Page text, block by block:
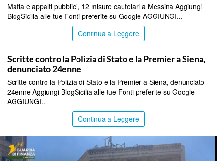
Mafia e appalti pubblici, 12 misure cautelari a Messina Aggiungi
BlogSicilia alle tue Fonti preferite su Google AGGIUNGI...
Continua a Leggere
Scritte contro la Polizia di Stato e la Premier a Siena,
denunciato 24enne
Scritte contro la Polizia di Stato e la Premier a Siena, denunciato
24enne Aggiungi BlogSicilia alle tue Fonti preferite su Google
AGGIUNGI...
Continua a Leggere